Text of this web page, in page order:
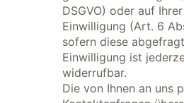
DSGVO) oder auf Ihrer
Einwilligung (Art. 6
sofern diese
Einwilligung ist
widerrufbar.
Die von Ihnen an uns